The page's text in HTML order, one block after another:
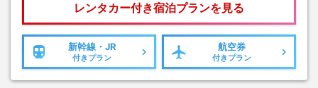
レンタカー付き宿泊プランを見る
新幹線・JR
付きプラン
航空券
付きプラン